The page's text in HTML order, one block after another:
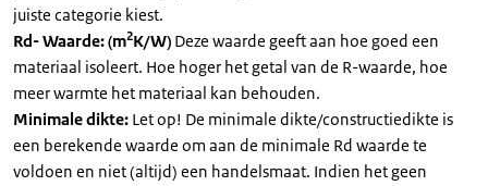
juiste categorie kiest.
Rd- Waarde: (m2K/W) Deze waarde geeft aan hoe goed een
materiaal isoleert. Hoe hoger het getal van de R-waarde, hoe
meer warmte het materiaal kan behouden.
Minimale dikte: Let op! De minimale dikte/constructiedikte is
een berekende waarde om aan de minimale Rd waarde te
voldoen en niet (altijd) een handelsmaat. Indien het geen